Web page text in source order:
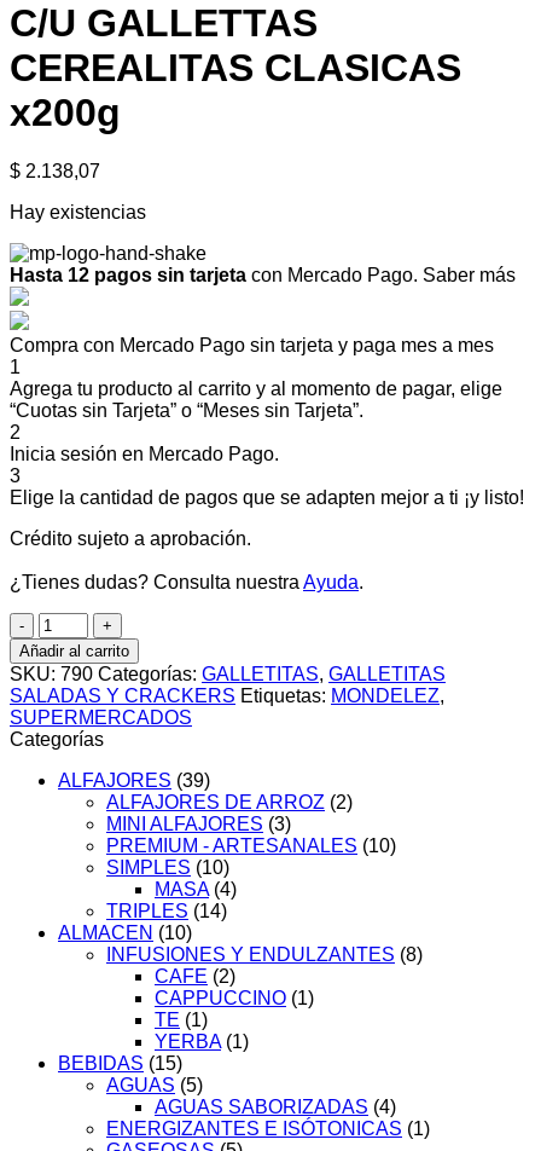
C/U GALLETTAS
CEREALITAS CLASICAS
x200g
$ 2.138,07
Hay existencias
Hasta 12 pagos sin tarjeta con Mercado Pago. Saber más
Compra con Mercado Pago sin tarjeta y paga mes a mes
1
Agrega tu producto al carrito y al momento de pagar, elige
“Cuotas sin Tarjeta” o “Meses sin Tarjeta”.
2
Inicia sesión en Mercado Pago.
3
Elige la cantidad de pagos que se adapten mejor a ti ¡y listo!
Crédito sujeto a aprobación.
¿Tienes dudas? Consulta nuestraAyuda.
C/U
GALLETTAS
CEREALITAS
CLASICAS
x200g
cantidad
Añadir al carrito
SKU: 790 Categorías: GALLETITAS, GALLETITAS
SALADAS Y CRACKERS Etiquetas: MONDELEZ,
SUPERMERCADOS
Categorías
ALFAJORES (39)
ALFAJORES DE ARROZ (2)
MINI ALFAJORES (3)
PREMIUM - ARTESANALES (10)
SIMPLES (10)
MASA (4)
TRIPLES (14)
ALMACEN (10)
INFUSIONES Y ENDULZANTES (8)
CAFE (2)
CAPPUCCINO (1)
TE (1)
YERBA (1)
BEBIDAS (15)
AGUAS (5)
AGUAS SABORIZADAS (4)
ENERGIZANTES E ISÓTONICAS (1)